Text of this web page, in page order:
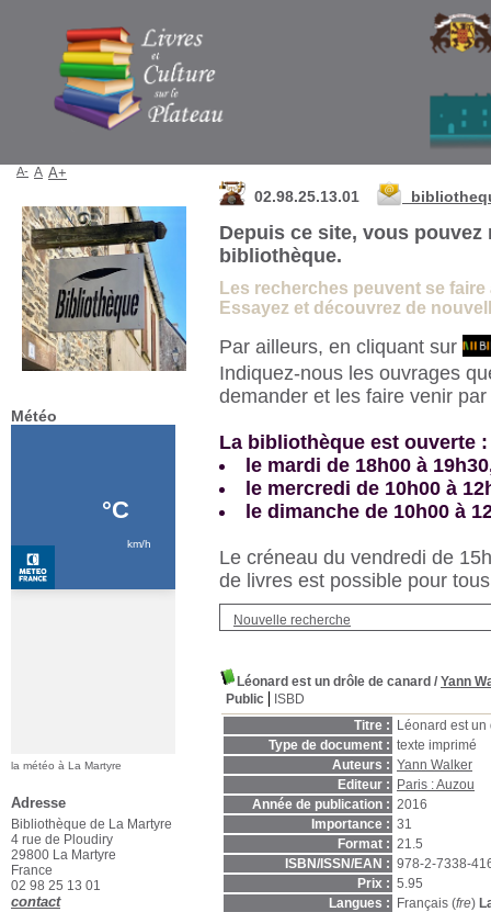
Les recherches peuvent se
Essayez et découvrez de
Par ailleurs, en cliquant sur
Indiquez-nous les ouvrages
demander et les faire venir
La bibliothèque est ouverte :
le mardi de 18h00 à
le mercredi de 10h00 à
le dimanche de 10h00 à
Le créneau du vendredi de
de livres est possible pour
Nouvelle recherche
Léonard est un drôle de canard / Yann
Public
ISBD
Titre :
Léonard est
Type de document : texte imprimé
Auteurs : Yann Walker
Editeur :
Paris : Auzou
Année de publication : 2016
Importance : 31
Format : 21.5
ISBN/ISSN/EAN : 978-2-7338-
Prix : 5.95
Langues :
Français (fre)
02.98.25.13.01
Depuis ce site, vous
bibliothèque.
A- A A+
Météo
la météo à La Martyre
Adresse
Bibliothèque de La Martyre
4 rue de Ploudiry
29800 La Martyre
France
02 98 25 13 01
contact